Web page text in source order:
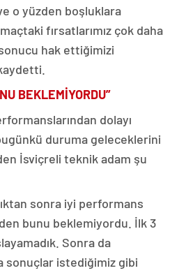
o yüzden boşluklara
fırsatlarımız çok daha
hak ettiğimizi
BEKLEMİYORDU”
dolayı
duruma geleceklerini
İsviçreli teknik adam şu
sonra iyi performans
bunu beklemiyordu. İlk 3
Sonra da
sonuçlar istediğimiz gibi